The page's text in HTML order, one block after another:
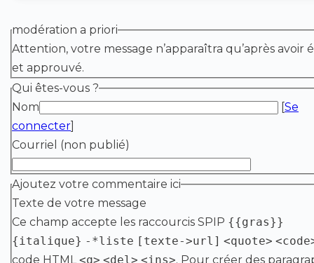
modération a priori
Attention, votre message n’apparaîtra qu’après avoir
et approuvé.
Qui êtes-vous ?
Nom
[Se
connecter]
Courriel (non publié)
Ajoutez votre commentaire ici
Texte de votre message
Ce champ accepte les raccourcis SPIP {{gras}}
{italique} -*liste [texte->url] <quote>
code HTML<q> <del> <ins>. Pour créer des